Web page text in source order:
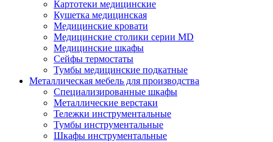
Картотеки медицинские
Кушетка медицинская
Медицинские кровати
Медицинские столики серии MD
Медицинские шкафы
Сейфы термостаты
Тумбы медицинские подкатные
Металлическая мебель для производства
Cпециализированные шкафы
Металлические верстаки
Тележки инструментальные
Тумбы инструментальные
Шкафы инструментальные